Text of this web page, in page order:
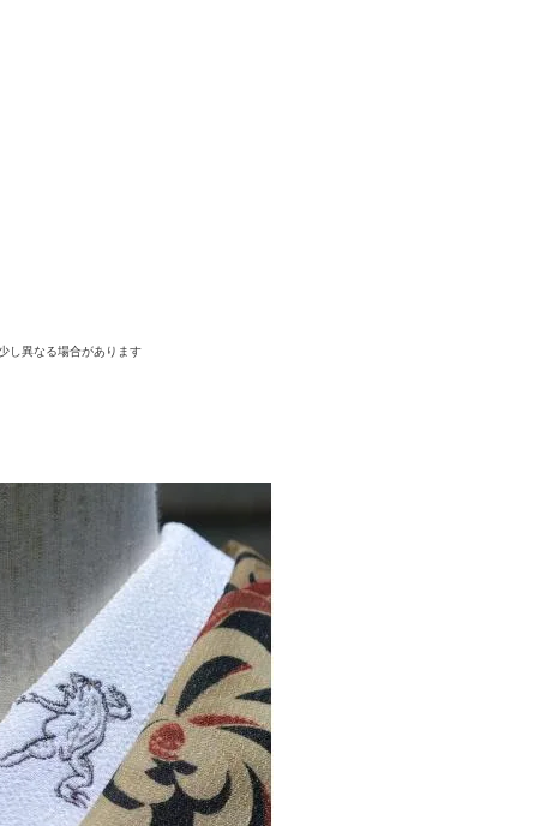
し異なる場合があります